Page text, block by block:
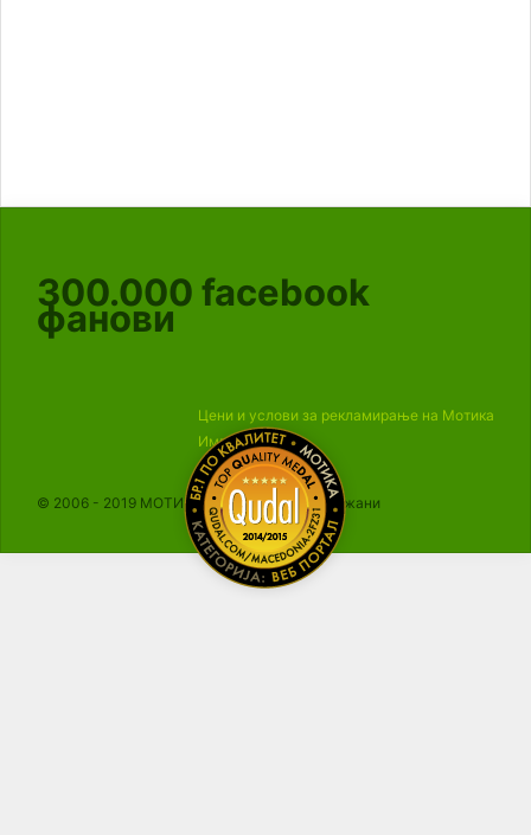
300.000 facebook
фанови
Цени и услови за рекламирање на Мотика
Импресум
© 2006 - 2019 МОТИКА, Сите права се задржани